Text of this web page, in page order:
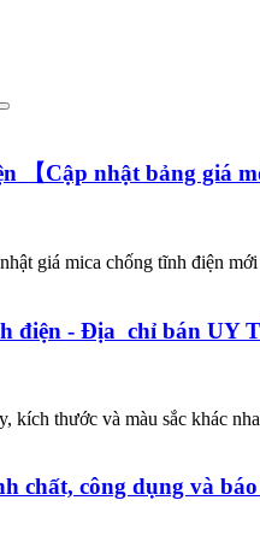
【Cập nhật bảng giá
giá mica chống tĩnh điện
điện - Địa chỉ bán UY
kích thước và màu sắc khác
chất, công dụng và